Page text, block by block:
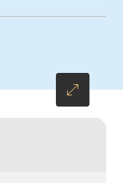
com os tons
mar